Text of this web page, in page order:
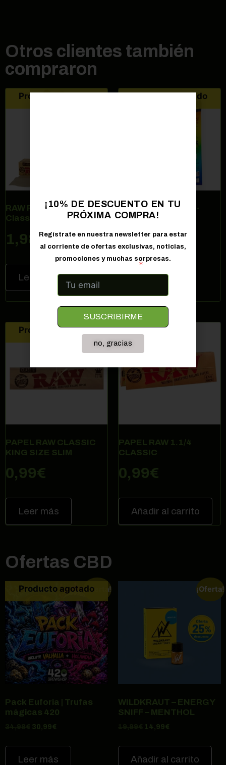
Otros clientes también
compraron
RAW Rolls King Size
Classic
1,98 €
Leer más
Producto agotado
BLUNTS CONES G-
ROLLZ HEMP
3,50€
Producto agotado
PAPEL RAW CLASSIC
KING SIZE SLIM
0,99€
Leer más
Producto agotado
PAPEL RAW 1.1/4
CLASSIC
0,99€
Añadir al carrito
Ofertas CBD
¡Oferta!
Pack Euforia | Trufas
mágicas 420
30,99€
Leer más
Producto agotado ¡Oferta!
WILDKRAUT – ENERGY
SNIFF – MENTHOL
14,99€
Añadir al carrito
¡10% DE DESCUENTO EN TU
PRÓXIMA COMPRA!
Regístrate en nuestra newsletter para estar
al corriente de ofertas exclusivas, noticias,
promociones y muchas sorpresas.
Correo electrónico
SUSCRIBIRME
no, gracias